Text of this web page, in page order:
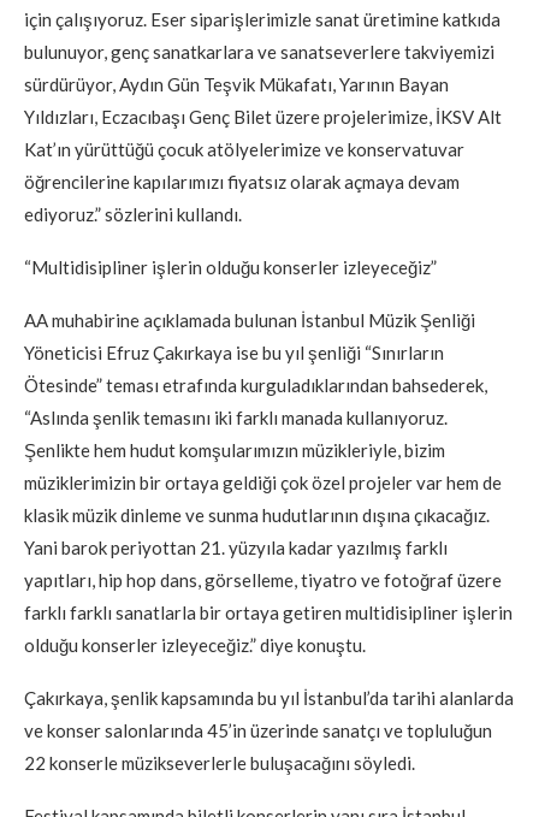
için çalışıyoruz. Eser siparişlerimizle sanat üretimine katkıda
bulunuyor, genç sanatkarlara ve sanatseverlere takviyemizi
sürdürüyor, Aydın Gün Teşvik Mükafatı, Yarının Bayan
Yıldızları, Eczacıbaşı Genç Bilet üzere projelerimize, İKSV Alt
Kat’ın yürüttüğü çocuk atölyelerimize ve konservatuvar
öğrencilerine kapılarımızı fiyatsız olarak açmaya devam
ediyoruz.” sözlerini kullandı.
“Multidisipliner işlerin olduğu konserler izleyeceğiz”
AA muhabirine açıklamada bulunan İstanbul Müzik Şenliği
Yöneticisi Efruz Çakırkaya ise bu yıl şenliği “Sınırların
Ötesinde” teması etrafında kurguladıklarından bahsederek,
“Aslında şenlik temasını iki farklı manada kullanıyoruz.
Şenlikte hem hudut komşularımızın müzikleriyle, bizim
müziklerimizin bir ortaya geldiği çok özel projeler var hem de
klasik müzik dinleme ve sunma hudutlarının dışına çıkacağız.
Yani barok periyottan 21. yüzyıla kadar yazılmış farklı
yapıtları, hip hop dans, görselleme, tiyatro ve fotoğraf üzere
farklı farklı sanatlarla bir ortaya getiren multidisipliner işlerin
olduğu konserler izleyeceğiz.” diye konuştu.
Çakırkaya, şenlik kapsamında bu yıl İstanbul’da tarihi alanlarda
ve konser salonlarında 45’in üzerinde sanatçı ve topluluğun
22 konserle müzikseverlerle buluşacağını söyledi.